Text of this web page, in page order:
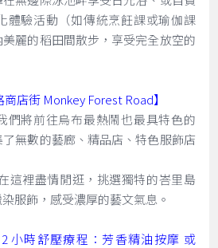
體驗活動（如傳統烹飪課或瑜伽課
麗的稻田間散步，享受完全放空的
店街 Monkey Forest Road】
們將前往烏布最熱鬧也最具特色的
了無數的藝廊、精品店、特色服飾店
這裡盡情閒逛，挑選獨特的峇里島
服飾，感受濃厚的藝文氣息。
小時舒壓療程：芳香精油按摩 或